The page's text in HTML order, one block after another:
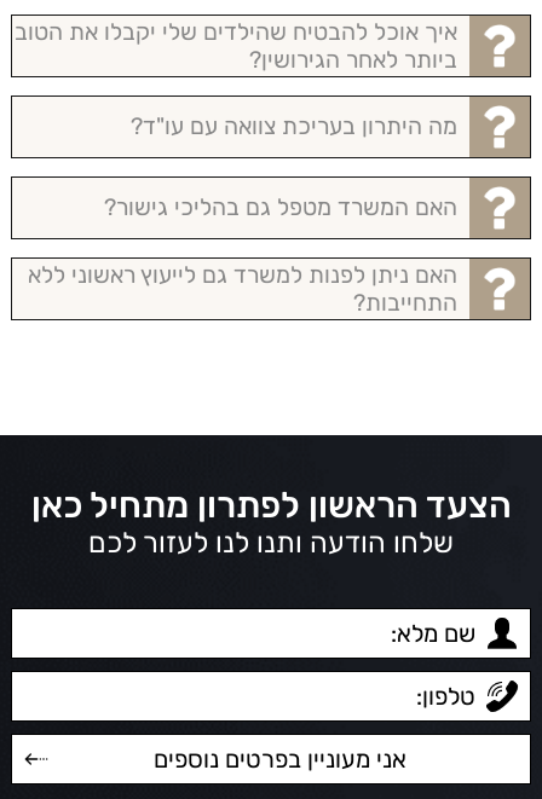
איך אוכל להבטיח שהילדים שלי יקבלו את הטוב
ביותר לאחר הגירושין?
מה היתרון בעריכת צוואה עם עו"ד?
האם המשרד מטפל גם בהליכי גישור?
האם ניתן לפנות למשרד גם לייעוץ ראשוני ללא
התחייבות?
הצעד הראשון לפתרון מתחיל כאן
שלחו הודעה ותנו לנו לעזור לכם